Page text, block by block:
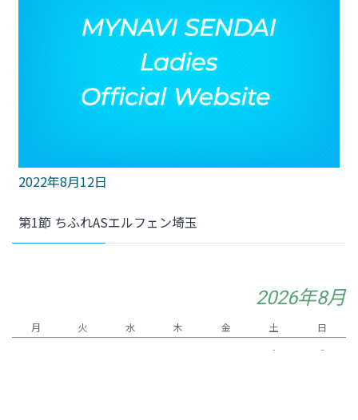
2022年8月12日
第1節 ちふれASエルフェン埼玉
2026年8月
月 火 水 木 金 土 日
1
2